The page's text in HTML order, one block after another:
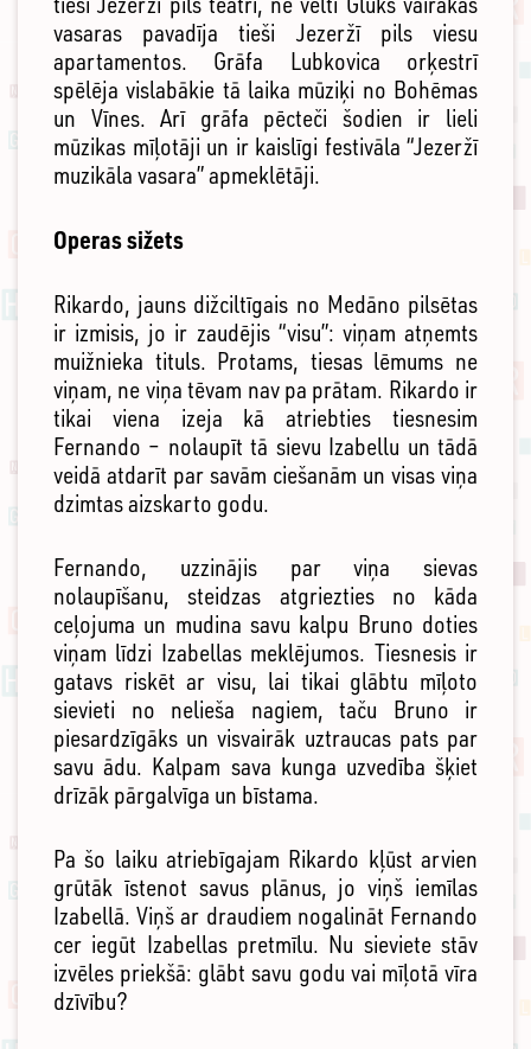
vasaras pavadīja tieši Jezeržī pils viesu
apartamentos. Grāfa Lubkovica orķestrī
spēlēja vislabākie tā laika mūziķi no Bohēmas
un Vīnes. Arī grāfa pēcteči šodien ir lieli
mūzikas mīļotāji un ir kaislīgi festivāla “Jezeržī
muzikāla vasara” apmeklētāji.
Operas sižets
Rikardo, jauns dižciltīgais no Medāno pilsētas
ir izmisis, jo ir zaudējis “visu”: viņam atņemts
muižnieka tituls. Protams, tiesas lēmums ne
viņam, ne viņa tēvam nav pa prātam. Rikardo ir
tikai viena izeja kā atriebties tiesnesim
Fernando – nolaupīt tā sievu Izabellu un tādā
veidā atdarīt par savām ciešanām un visas viņa
dzimtas aizskarto godu.
Fernando, uzzinājis par viņa sievas
nolaupīšanu, steidzas atgriezties no kāda
ceļojuma un mudina savu kalpu Bruno doties
viņam līdzi Izabellas meklējumos. Tiesnesis ir
gatavs riskēt ar visu, lai tikai glābtu mīļoto
sievieti no nelieša nagiem, taču Bruno ir
piesardzīgāks un visvairāk uztraucas pats par
savu ādu. Kalpam sava kunga uzvedība šķiet
drīzāk pārgalvīga un bīstama.
Pa šo laiku atriebīgajam Rikardo kļūst arvien
grūtāk īstenot savus plānus, jo viņš iemīlas
Izabellā. Viņš ar draudiem nogalināt Fernando
cer iegūt Izabellas pretmīlu. Nu sieviete stāv
izvēles priekšā: glābt savu godu vai mīļotā vīra
dzīvību?